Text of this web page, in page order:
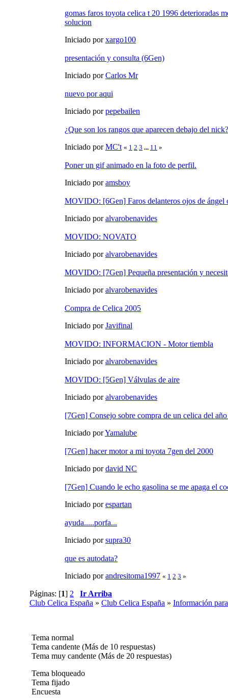
gomas faros toyota celica t 20 1996 deterioradas
solucion
Iniciado porxargo100
presentación y consulta (6Gen)
Iniciado porCarlos Mr
nuevo por aqui
Iniciado porpepebailen
¿Que son los rangos que aparecen debajo del nick?
Iniciado porMC't « 1 2 3 ... 11 »
Poner un gif animado en la foto de perfil.
Iniciado poramsboy
MOVIDO: [6Gen] Faros delanteros ojos de ángel
Iniciado poralvarobenavides
MOVIDO: NOVATO
Iniciado poralvarobenavides
MOVIDO: [7Gen] Pequeña presentación y
Iniciado poralvarobenavides
Compra de Celica 2005
Iniciado porJavifinal
MOVIDO: INFORMACION - Motor tiembla
Iniciado poralvarobenavides
MOVIDO: [5Gen] Válvulas de aire
Iniciado poralvarobenavides
[7Gen] Consejo sobre compra de un celica del
Iniciado porYamalube
[7Gen] hacer motor a mi toyota 7gen del 2000
Iniciado pordavid NC
[7Gen] Cuando le echo gasolina se me apaga el
Iniciado porespartan
ayuda.....porfa...
Iniciado porsupra30
que es autodata?
Iniciado porandresitoma1997 « 1 2 3 »
Páginas: [1] 2
Ir Arriba
Club Celica España » Club Celica España » Información
Tema normal
Tema candente (Más de 10 respuestas)
Tema muy candente (Más de 20 respuestas)
Tema bloqueado
Tema fijado
Encuesta